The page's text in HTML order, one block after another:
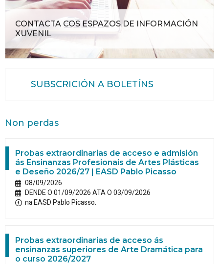
CONTACTA COS ESPAZOS DE INFORMACIÓN
XUVENIL
SUBSCRICIÓN A BOLETÍNS
Non perdas
Probas extraordinarias de acceso e admisión
ás Ensinanzas Profesionais de Artes Plásticas
e Deseño 2026/27 | EASD Pablo Picasso
08/09/2026
DENDE O 01/09/2026 ATA O 03/09/2026
na EASD Pablo Picasso.
Probas extraordinarias de acceso ás
ensinanzas superiores de Arte Dramática para
o curso 2026/2027